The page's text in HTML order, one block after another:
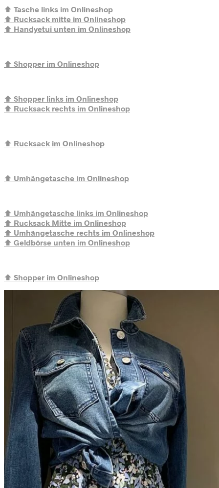
⬆️ Tasche links im Onlineshop
⬆️ Rucksack mitte im Onlineshop
⬆️ Handyetui unten im Onlineshop
⬆️ Shopper im Onlineshop
⬆️ Shopper links im Onlineshop
⬆️ Rucksack rechts im Onlineshop
⬆️ Rucksack im Onlineshop
⬆️ Umhängetasche im Onlineshop
⬆️ Umhängetasche links im Onlineshop
⬆️ Rucksack Mitte im Onlineshop
⬆️ Umhängetasche rechts im Onlineshop
⬆️ Geldbörse unten im Onlineshop
⬆️ Shopper im Onlineshop